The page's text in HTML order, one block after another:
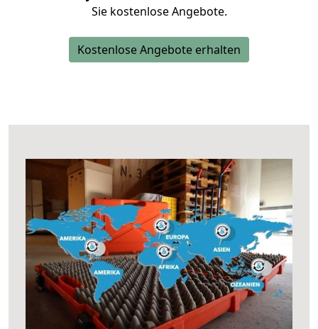
Sie kostenlose Angebote.
Kostenlose Angebote erhalten